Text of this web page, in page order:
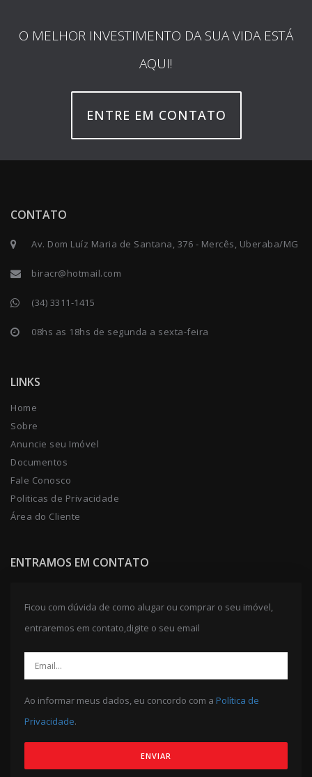
O MELHOR INVESTIMENTO DA SUA VIDA ESTÁ
AQUI!
ENTRE EM CONTATO
CONTATO
Av. Dom Luíz Maria de Santana, 376 - Mercês, Uberaba/MG
biracr@hotmail.com
(34) 3311-1415
08hs as 18hs de segunda a sexta-feira
LINKS
Home
Sobre
Anuncie seu Imóvel
Documentos
Fale Conosco
Politicas de Privacidade
Área do Cliente
ENTRAMOS EM CONTATO
Ficou com dúvida de como alugar ou comprar o seu imóvel,
entraremos em contato,digite o seu email
Ao informar meus dados, eu concordo com a Política de
Privacidade.
ENVIAR